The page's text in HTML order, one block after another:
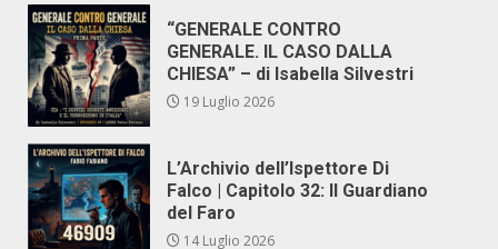
“GENERALE CONTRO
GENERALE. IL CASO DALLA
CHIESA” – di Isabella Silvestri
19 Luglio 2026
L’Archivio dell’Ispettore Di
Falco | Capitolo 32: Il Guardiano
del Faro
14 Luglio 2026